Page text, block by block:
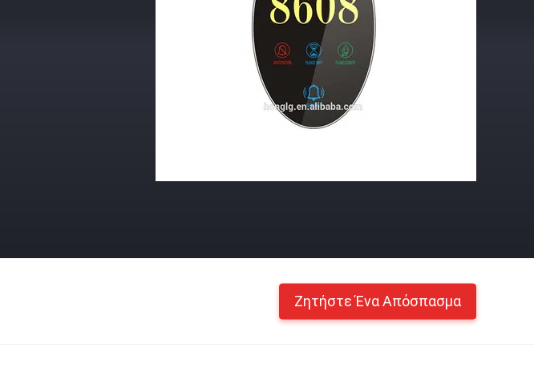
Ζητήστε Ένα Απόσπασμα